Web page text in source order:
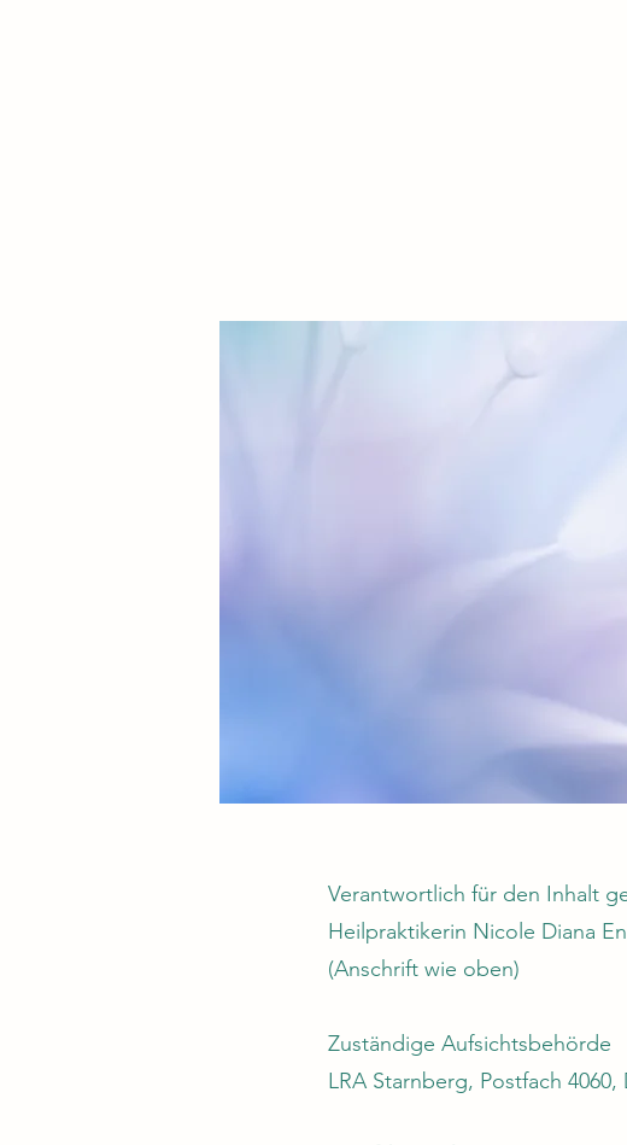
Verantwortlich für den Inhalt
Heilpraktikerin Nicole Diana
(Anschrift wie oben)
Zuständige Aufsichtsbehörde
LRA Starnberg, Postfach 4060,